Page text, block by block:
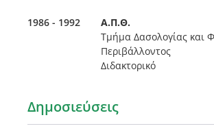
1986 - 1992
Α.Π.Θ.
Τμήμα Δασολογίας και
Περιβάλλοντος
Διδακτορικό
Δημοσιεύσεις